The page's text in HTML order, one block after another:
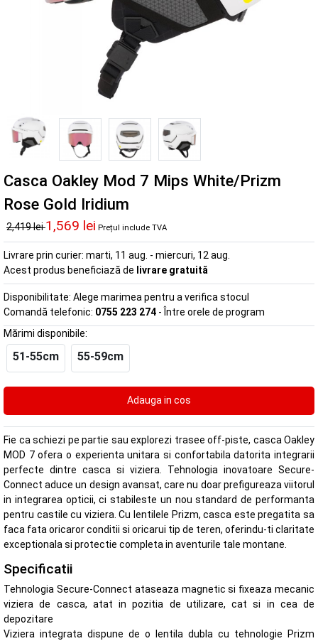
Casca Oakley Mod 7 Mips White/Prizm
Rose Gold Iridium
2,419 lei1,569 lei Prețul include TVA
Livrare prin curier: marti, 11 aug. - miercuri, 12 aug.
Acest produs beneficiază de livrare gratuită
Disponibilitate: Alege marimea pentru a verifica stocul
Comandă telefonic: 0755 223 274 - Între orele de program
Mărimi disponibile:
51-55cm 55-59cm
Fie ca schiezi pe partie sau explorezi trasee off-piste, casca Oakley
MOD 7 ofera o experienta unitara si confortabila datorita integrarii
perfecte dintre casca si viziera. Tehnologia inovatoare Secure-
Connect aduce un design avansat, care nu doar prefigureaza viitorul
in integrarea opticii, ci stabileste un nou standard de performanta
pentru castile cu viziera. Cu lentilele Prizm, casca este pregatita sa
faca fata oricaror conditii si oricarui tip de teren, oferindu-ti claritate
exceptionala si protectie completa in aventurile tale montane.
Specificatii
Tehnologia Secure-Connect ataseaza magnetic si fixeaza mecanic
viziera de casca, atat in pozitia de utilizare, cat si in cea de
depozitare
Viziera integrata dispune de o lentila dubla cu tehnologie Prizm